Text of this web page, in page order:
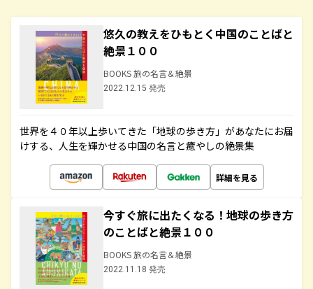
悠久の教えをひもとく中国のことばと
絶景１００
BOOKS 旅の名言＆絶景
2022.12.15 発売
世界を４０年以上歩いてきた「地球の歩き方」があなたにお届
けする、人生を輝かせる中国の名言と癒やしの絶景集
詳細を見る
今すぐ旅に出たくなる！地球の歩き方
のことばと絶景１００
BOOKS 旅の名言＆絶景
2022.11.18 発売